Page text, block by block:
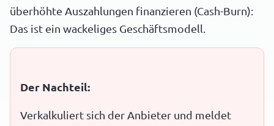
überhöhte Auszahlungen finanzieren (Cash-Burn):
Das ist ein wackeliges Geschäftsmodell.
Der Nachteil:
Verkalkuliert sich der Anbieter und meldet